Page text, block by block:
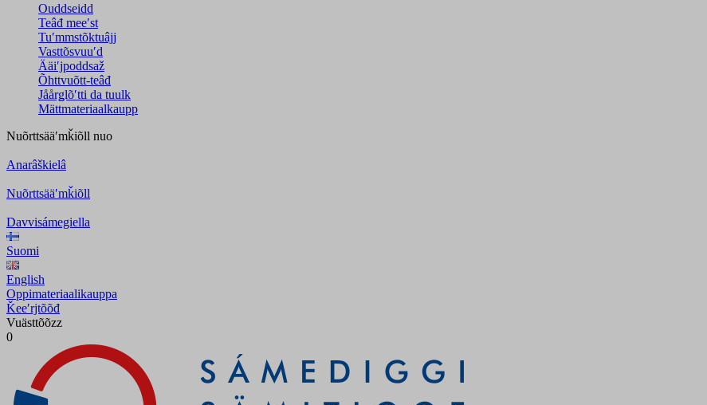
Ouddseidd
Teâđ meeʹst
Tuʹmmstõktuâjj
Vasttõsvuuʹd
Ääiʹjpoddsaž
Õhttvuõtt-teâđ
Jåårǥlõʹtti da tuulk
Mättmateriaalkaupp
Nuõrttsääʹmǩiõll nuo
Anarâškielâ
Nuõrttsääʹmǩiõll
Davvisámegiella
Suomi
English
Oppimateriaalikauppa
Ǩeeʹrjtõõđ
Vuästtõõzz
0